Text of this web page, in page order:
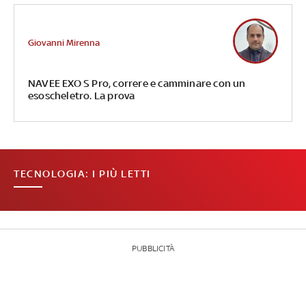
NAVEE EXO S Pro, correre e camminare con un
esoscheletro. La prova
Giovanni Mirenna
TECNOLOGIA: I PIÙ LETTI
PUBBLICITÀ